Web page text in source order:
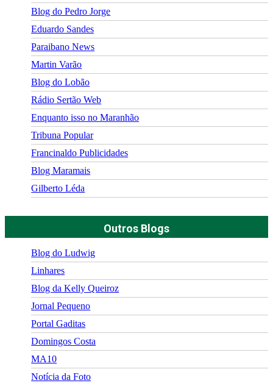
Blog do Pedro Jorge
Eduardo Sandes
Paraibano News
Martin Varão
Blog do Lobão
Rádio Sertão Web
Enquanto isso no Maranhão
Tribuna Popular
Francinaldo Publicidades
Blog Maramais
Gilberto Léda
Outros Blogs
Blog do Ludwig
Linhares
Blog da Kelly Queiroz
Jornal Pequeno
Portal Gaditas
Domingos Costa
MA10
Notícia da Foto